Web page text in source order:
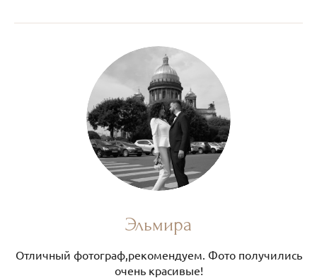
Эльмира
Отличный фотограф,рекомендуем. Фото получились
очень красивые!